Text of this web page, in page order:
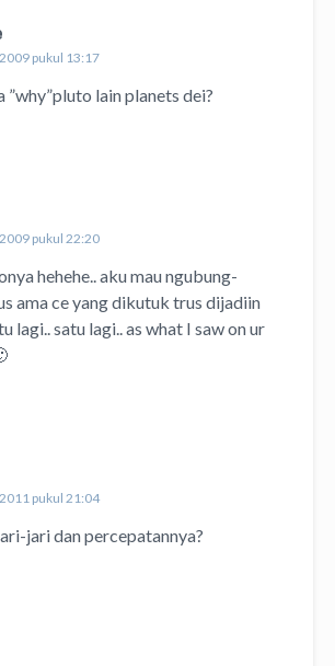
pukul 13:17
”why”pluto lain planets dei?
pukul 22:20
hehehe.. aku mau ngubung-
ama ce yang dikutuk trus dijadiin
lagi.. satu lagi.. as what I saw on ur
pukul 21:04
jari dan percepatannya?